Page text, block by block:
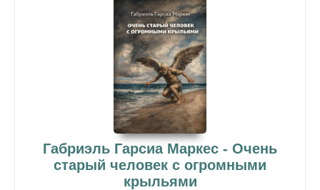
Габриэль Гарсиа Маркес - Очень
старый человек с огромными
крыльями